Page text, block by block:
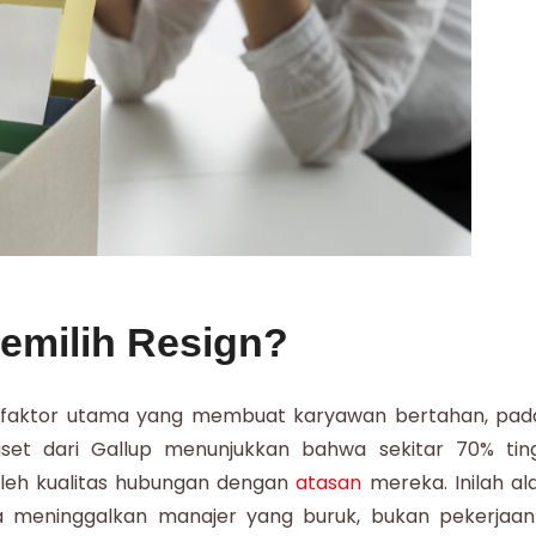
Resign?
utama yang membuat karyawan bertahan,
dari Gallup menunjukkan bahwa sekitar 70%
kualitas hubungan denganatasan mereka. Inilah
manajer yang buruk, bukan